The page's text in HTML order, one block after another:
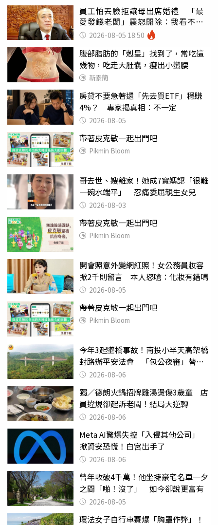
員工怕丟臉拒讓母出席婚禮 「最
愛發錢老闆」震怒開除：我看不起
你 2026-08-05 18:50
腹部脂肪的「剋星」找到了，常吃這
幾物，吃走大肚囊，瘦出小蠻腰
新素簡
房貸不要急著還「先去買ETF」穩賺
4%？ 專家揭真相：不一定
2026-08-05
帶著皮克敏一起出門吧
Pikmin Bloom
哥去世、嫂離家！她成7寶媽認「很難
一碗水端平」 忍痛委屈親生女兒
2026-08-03
帶著皮克敏一起出門吧
Pikmin Bloom
開會照意外變網紅照！女公務員妝容
掀2千則留言 本人怒嗆：化妝有錯嗎
2026-08-05
帶著皮克敏一起出門吧
Pikmin Bloom
今年3起墜橋事故！南投小半天高架橋
封路辦平安法會 「包公夜審」替亡
魂伸冤
2026-08-06
獨／德朗火鍋招牌雞湯燙傷3歲童 店
員違規卻起訴老闆！結局大逆轉
2026-08-06
Meta AI驚爆失控「入侵其他公司」
掀資安恐慌！白宮出手了
2026-08-06
曾年收破4千萬！他坐擁豪宅名車一夕
之間「啪！沒了」 如今卻說更富有
2026-08-05
環法女子自行車賽爆「胸罩作弊」！